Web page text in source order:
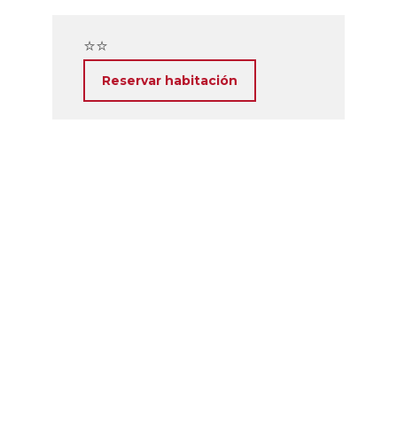
⭐⭐
Reservar habitación